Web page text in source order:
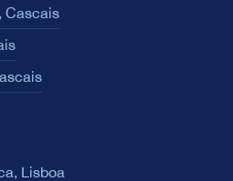
Cascais
Lisboa